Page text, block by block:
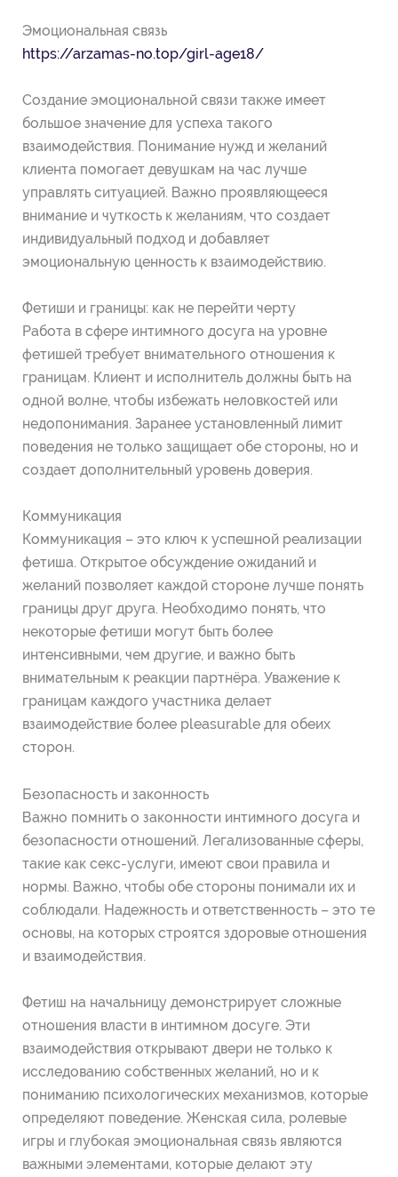
Эмоциональная связь
https://arzamas-no.top/girl-age18/
Создание эмоциональной связи также имеет
большое значение для успеха такого
взаимодействия. Понимание нужд и желаний
клиента помогает девушкам на час лучше
управлять ситуацией. Важно проявляющееся
внимание и чуткость к желаниям, что создает
индивидуальный подход и добавляет
эмоциональную ценность к взаимодействию.
Фетиши и границы: как не перейти черту
Работа в сфере интимного досуга на уровне
фетишей требует внимательного отношения к
границам. Клиент и исполнитель должны быть на
одной волне, чтобы избежать неловкостей или
недопонимания. Заранее установленный лимит
поведения не только защищает обе стороны, но и
создает дополнительный уровень доверия.
Коммуникация
Коммуникация – это ключ к успешной реализации
фетиша. Открытое обсуждение ожиданий и
желаний позволяет каждой стороне лучше понять
границы друг друга. Необходимо понять, что
некоторые фетиши могут быть более
интенсивными, чем другие, и важно быть
внимательным к реакции партнёра. Уважение к
границам каждого участника делает
взаимодействие более pleasurable для обеих
сторон.
Безопасность и законность
Важно помнить о законности интимного досуга и
безопасности отношений. Легализованные сферы,
такие как секс-услуги, имеют свои правила и
нормы. Важно, чтобы обе стороны понимали их и
соблюдали. Надежность и ответственность – это те
основы, на которых строятся здоровые отношения
и взаимодействия.
Фетиш на начальницу демонстрирует сложные
отношения власти в интимном досуге. Эти
взаимодействия открывают двери не только к
исследованию собственных желаний, но и к
пониманию психологических механизмов, которые
определяют поведение. Женская сила, ролевые
игры и глубокая эмоциональная связь являются
важными элементами, которые делают эту